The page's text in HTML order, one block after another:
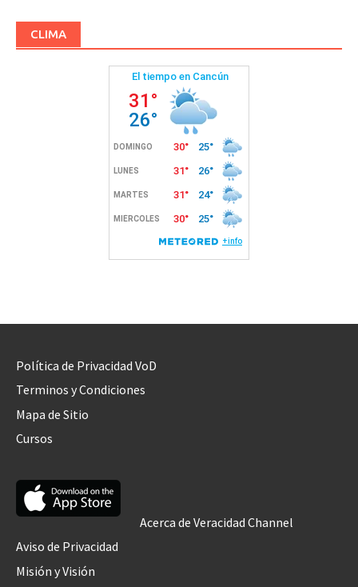
CLIMA
Política de Privacidad VoD
Terminos y Condiciones
Mapa de Sitio
Cursos
Acerca de Veracidad Channel
Aviso de Privacidad
Misión y Visión